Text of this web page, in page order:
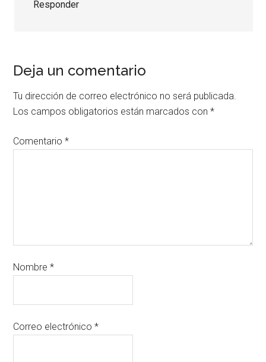
Responder
Deja un comentario
Tu dirección de correo electrónico no será publicada.
Los campos obligatorios están marcados con*
Comentario*
Nombre*
Correo electrónico*